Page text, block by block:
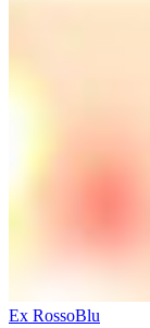
Ex RossoBlu